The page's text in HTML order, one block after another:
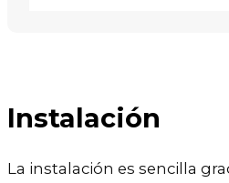
Instalación
La instalación es sencilla